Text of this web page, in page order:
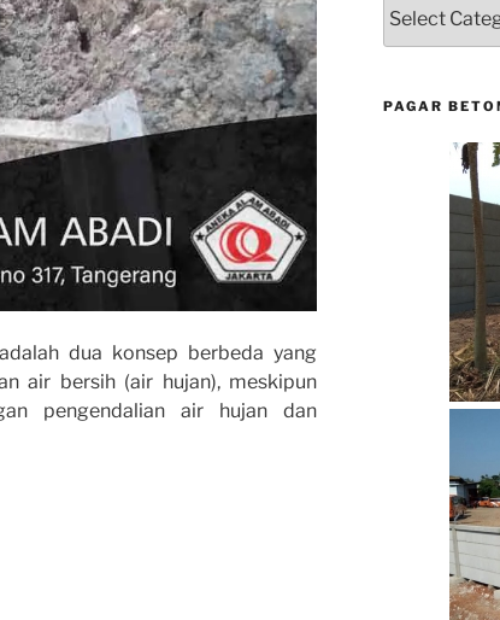
adalah dua konsep berbeda yang
air bersih (air hujan), meskipun
pengendalian air hujan dan
PAGAR